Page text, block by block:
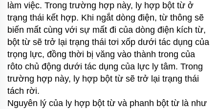
làm việc. Trong trường hợp này, ly hợp bột từ ở
trạng thái kết hợp. Khi ngắt dòng điện, từ thông sẽ
biến mất cùng với sự mất đi của dòng điện kích từ,
bột từ sẽ trở lại trạng thái tơi xốp dưới tác dụng của
trọng lực, đồng thời bị văng vào thành trong của
rôto chủ động dưới tác dụng của lực ly tâm. Trong
trường hợp này, ly hợp bột từ sẽ trở lại trạng thái
tách rời.
Nguyên lý của ly hợp bột từ và phanh bột từ là như